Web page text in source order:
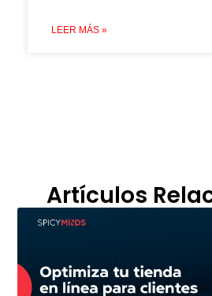
LEER MÁS »
Artículos